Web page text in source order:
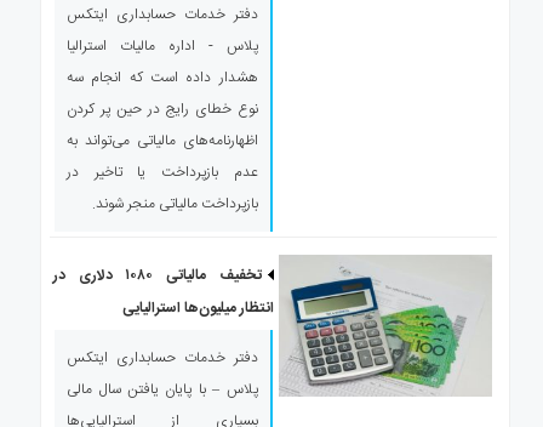
دفتر خدمات حسابداری ایتکس
پلاس - اداره مالیات استرالیا
هشدار داده است که انجام سه
نوع خطای رایج در حین پر کردن
اظهارنامه‌های مالیاتی می‌تواند به
عدم بازپرداخت یا تاخیر در
بازپرداخت مالیاتی منجر شوند.
تخفیف مالیاتی ۱۰۸۰ دلاری در
انتظار میلیون‌ها استرالیایی‌
دفتر خدمات حسابداری ایتکس
پلاس – با پایان یافتن سال مالی
بسیاری از استرالیایی‌ها